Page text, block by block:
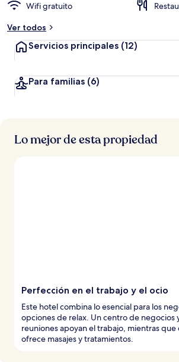
Wifi gratuito
Ver todos
Servicios principales (12)
Para familias (6)
Lo mejor de esta propiedad
Perfección en el trabajo y el ocio
Este hotel combina lo esencial para los
opciones de relax. Un centro de negocios
reuniones apoyan el trabajo, mientras que
ofrece masajes y tratamientos.